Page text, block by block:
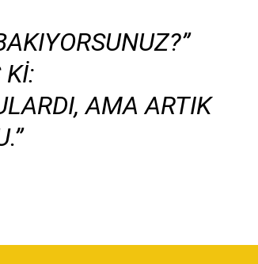
KI:
AMA ARTIK